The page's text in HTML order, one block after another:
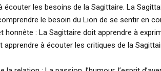
les besoins de la Sagittaire. La
le besoin du Lion de se sentir en
honnête : La Sagittaire doit apprendre à
apprendre à écouter les critiques de la